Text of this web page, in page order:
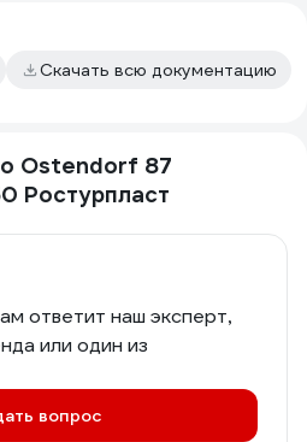
Скачать всю документацию
Ostendorf 87
Ростурпласт
ответит наш эксперт,
или один из
вопрос